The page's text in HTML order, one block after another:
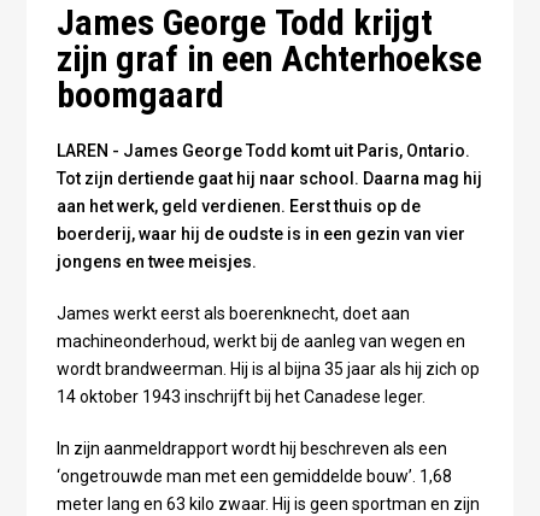
James George Todd krijgt
zijn graf in een Achterhoekse
boomgaard
LAREN - James George Todd komt uit Paris, Ontario.
Tot zijn dertiende gaat hij naar school. Daarna mag hij
aan het werk, geld verdienen. Eerst thuis op de
boerderij, waar hij de oudste is in een gezin van vier
jongens en twee meisjes.
James werkt eerst als boerenknecht, doet aan
machineonderhoud, werkt bij de aanleg van wegen en
wordt brandweerman. Hij is al bijna 35 jaar als hij zich op
14 oktober 1943 inschrijft bij het Canadese leger.
In zijn aanmeldrapport wordt hij beschreven als een
‘ongetrouwde man met een gemiddelde bouw’. 1,68
meter lang en 63 kilo zwaar. Hij is geen sportman en zijn